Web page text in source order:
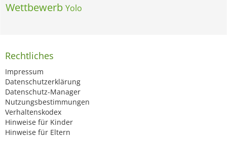
Wettbewerb Yolo
Rechtliches
Impressum
Datenschutzerklärung
Datenschutz-Manager
Nutzungsbestimmungen
Verhaltenskodex
Hinweise für Kinder
Hinweise für Eltern